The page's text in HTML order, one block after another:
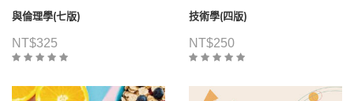
與倫理學(七版)
NT$325
技術學(四版)
NT$250